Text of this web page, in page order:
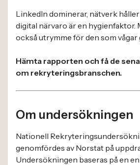
LinkedIn dominerar, nätverk
digital närvaro är en hygienfaktor.
också utrymme för den som vågar
Hämta rapporten och få de
om rekryteringsbranschen.
Om undersökningen
Nationell
genomfördes av Norstat på
Undersökningen baseras på en